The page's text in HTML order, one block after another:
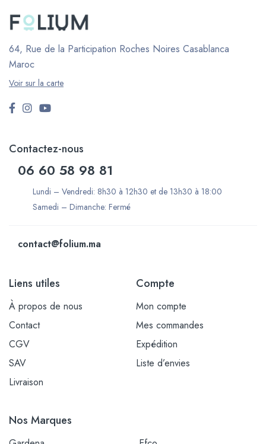
64, Rue de la Participation Roches Noires Casablanca
Maroc
Voir sur la carte
Contactez-nous
06 60 58 98 81
Lundi – Vendredi: 8h30 à 12h30 et de 13h30 à 18:00
Samedi – Dimanche: Fermé
contact@folium.ma
Liens utiles
À propos de nous
Contact
CGV
SAV
Livraison
Compte
Mon compte
Mes commandes
Expédition
Liste d’envies
Nos Marques